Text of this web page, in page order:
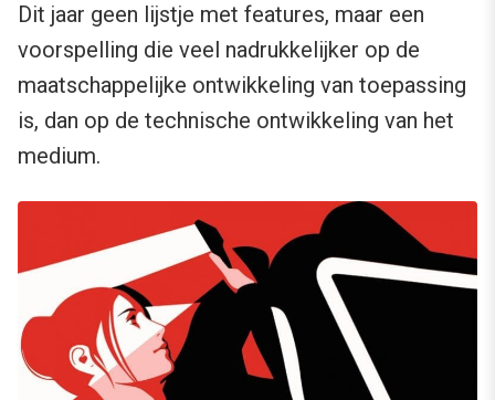
Dit jaar geen lijstje met features, maar een
voorspelling die veel nadrukkelijker op de
maatschappelijke ontwikkeling van toepassing
is, dan op de technische ontwikkeling van het
medium.